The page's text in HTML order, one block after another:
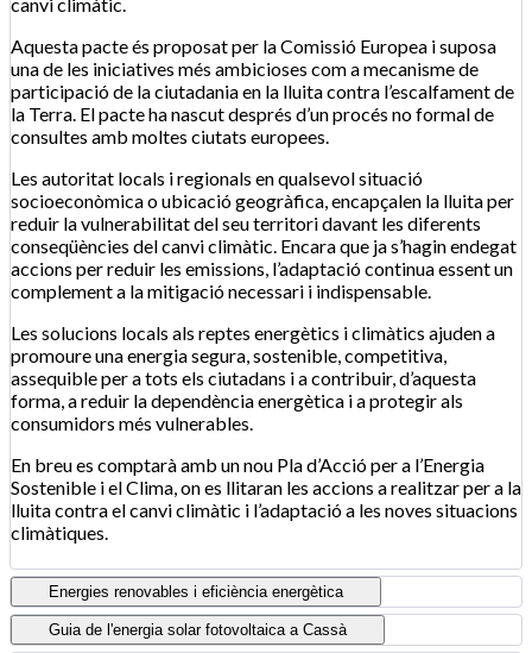
Aquesta pacte és proposat per la Comissió Europea i suposa
una de les iniciatives més ambicioses com a mecanisme de
participació de la ciutadania en la lluita contra l’escalfament de
la Terra. El pacte ha nascut després d’un procés no formal de
consultes amb moltes ciutats europees.
Les autoritat locals i regionals en qualsevol situació
socioeconòmica o ubicació geogràfica, encapçalen la lluita per
reduir la vulnerabilitat del seu territori davant les diferents
conseqüències del canvi climàtic. Encara que ja s’hagin endegat
accions per reduir les emissions, l’adaptació continua essent un
complement a la mitigació necessari i indispensable.
Les solucions locals als reptes energètics i climàtics ajuden a
promoure una energia segura, sostenible, competitiva,
assequible per a tots els ciutadans i a contribuir, d’aquesta
forma, a reduir la dependència energètica i a protegir als
consumidors més vulnerables.
En breu es comptarà amb un nou Pla d’Acció per a l’Energia
Sostenible i el Clima, on es llitaran les accions a realitzar per a la
lluita contra el canvi climàtic i l’adaptació a les noves situacions
climàtiques.
Energies renovables i eficiència energètica
Guia de l'energia solar fotovoltaica a Cassà